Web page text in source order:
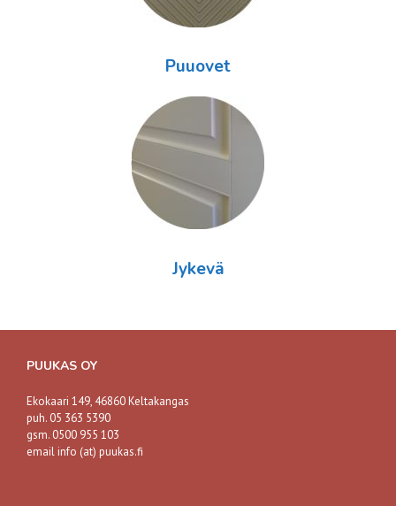
Puuovet
Jykevä
PUUKAS OY
Ekokaari 149, 46860 Keltakangas
puh. 05 363 5390
gsm. 0500 955 103
email info (at) puukas.fi